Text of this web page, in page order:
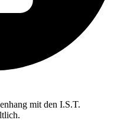
mit den I.S.T.